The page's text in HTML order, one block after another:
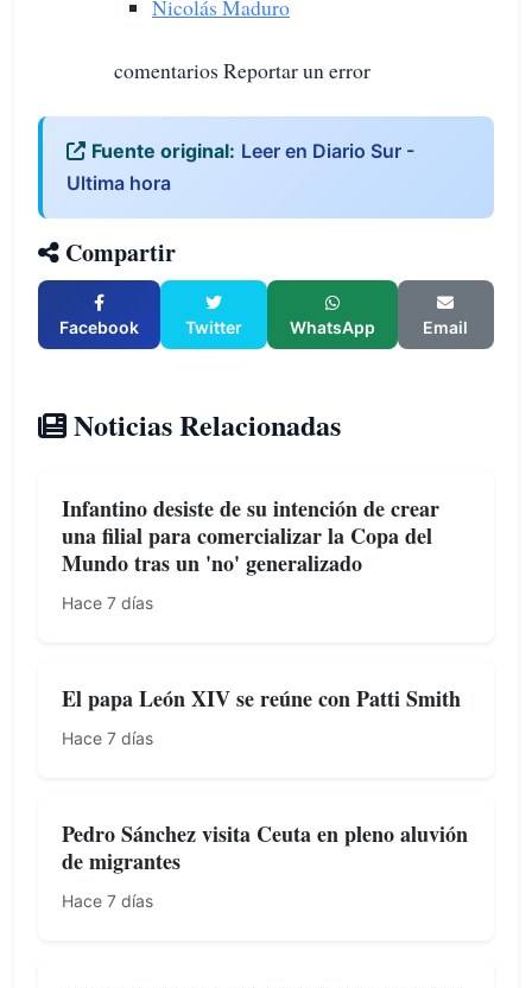
Nicolás Maduro
comentarios Reportar un error
Fuente original: Leer en Diario Sur -
Ultima hora
Compartir
Facebook Twitter WhatsApp Email
Noticias Relacionadas
Infantino desiste de su intención de crear
una filial para comercializar la Copa del
Mundo tras un 'no' generalizado
Hace 7 días
El papa León XIV se reúne con Patti Smith
Hace 7 días
Pedro Sánchez visita Ceuta en pleno aluvión
de migrantes
Hace 7 días